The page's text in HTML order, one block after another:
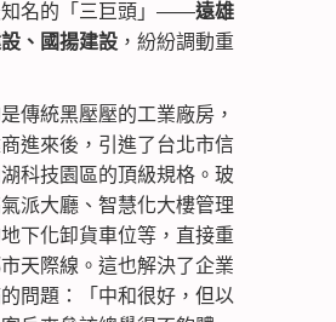
知名的「三巨頭」——遠雄
、國揚建設 ，紛紛調動重
傳統黑壓壓的工業廠房，
進來後，引進了台北市信
科技園區的頂級規格。玻
派大廳、智慧化大樓管理
下化卸貨車位等，直接重
天際線。這也解決了企業
問題：「中和很好，但以